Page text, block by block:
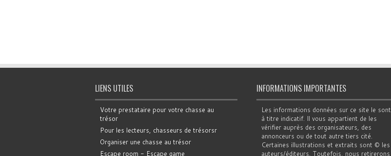
LIENS UTILES
Votre prestataire pour votre chasse au
trésor
Pour les lecteurs, chasseurs de trésorsr
Organiser une chasse au trésor
Escape room - Escape game
INFORMATIONS IMPORTANTES
Les informations données sur ce site le sont
à titre indicatif. Il vous appartient de les
vérifier auprès des organisateurs, des
annonceurs ou de tout autre tiers cité.
Certaines illustrations et extraits sont © les
auteurs/éditeurs. Toutefois, nous retirerons